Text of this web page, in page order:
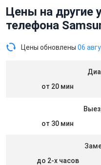
Цены на другие
телефона
Цены обновлены 06
от 20 мин
от 30 мин
до 2-х часов